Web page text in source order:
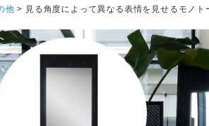
他 > 見る角度によって異なる表情を見せるモノ